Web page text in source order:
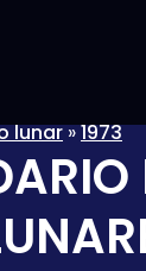
lunar»1973